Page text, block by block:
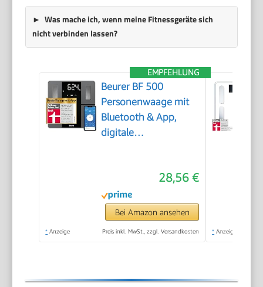
Was mache ich, wenn meine Fitnessgeräte sich
nicht verbinden lassen?
EMPFEHLUNG
Beurer BF 500
Personenwaage mit
Bluetooth & App,
digitale
Muskelanteil,
Kalorienbedarf etc.,
XL-Display,
Datenübertragung zu
28,56 €
Bei Amazon ansehen
* Anzeige Preis inkl. MwSt., zzgl. Versandkosten * Anzeige